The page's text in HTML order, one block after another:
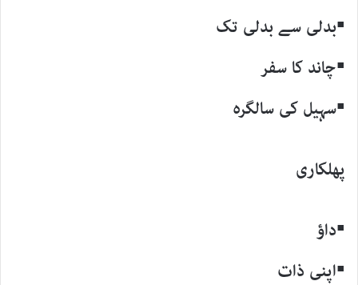
▪بدلی سے بدلی تک
▪چاند کا سفر
▪سہیل کی سالگرہ
پھلکاری
▪داؤ
▪اپنی ذات